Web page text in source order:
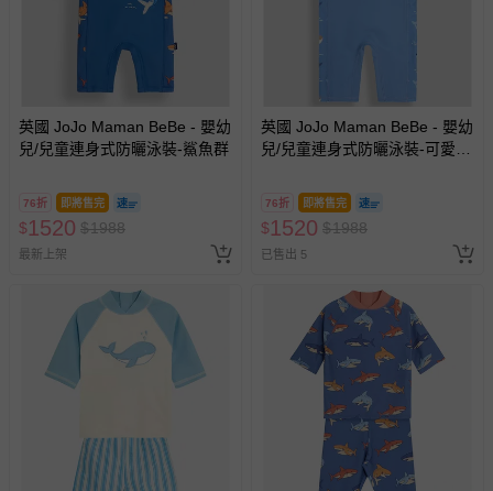
英國 JoJo Maman BeBe - 嬰幼
兒/兒童連身式防曬泳裝-鯊魚群
76折 即將售完
$1520 $1988
最新上架
英國 JoJo Maman BeBe - 嬰幼
兒/兒童連身式防曬泳裝-可愛鯨
76折 即將售完
$1520 $1988
已售出 5